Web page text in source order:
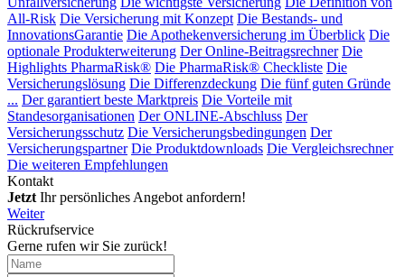
All-Risk Die Versicherung mit Konzept Die Bestands- und
InnovationsGarantie Die Apothekenversicherung im Überblick Die
optionale Produkterweiterung Der Online-Beitragsrechner Die
Highlights PharmaRisk® Die PharmaRisk® Checkliste Die
Versicherungslösung Die Differenzdeckung Die fünf guten Gründe
... Der garantiert beste Marktpreis Die Vorteile mit
Standesorganisationen Der ONLINE-Abschluss Der
Versicherungsschutz Die Versicherungsbedingungen Der
Versicherungspartner Die Produktdownloads Die Vergleichsrechner
Die weiteren Empfehlungen
Kontakt
JetztIhr persönliches Angebot anfordern!
Weiter
Rückrufservice
Gerne rufen wir Sie zurück!